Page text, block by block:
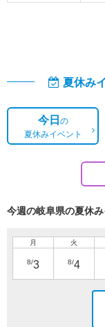
夏休み
今日の
夏休みイベント
今週の岐阜県の夏休
月
8/3
火
8/4